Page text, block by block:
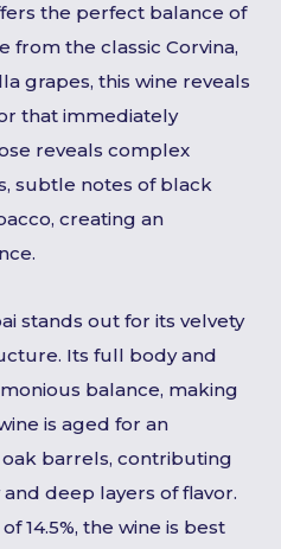
the perfect balance of
from the classic Corvina,
grapes, this wine reveals
that immediately
reveals complex
subtle notes of black
creating an
stands out for its velvety
Its full body and
balance, making
is aged for an
barrels, contributing
deep layers of flavor.
14.5%, the wine is best